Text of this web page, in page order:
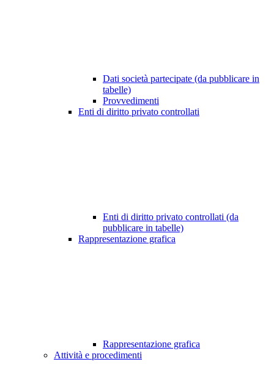
Dati società partecipate (da pubblicare in
tabelle)
Provvedimenti
Enti di diritto privato controllati
Enti di diritto privato controllati (da
pubblicare in tabelle)
Rappresentazione grafica
Rappresentazione grafica
Attività e procedimenti